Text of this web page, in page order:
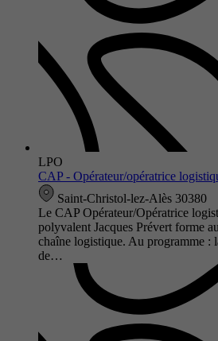
LPO
CAP - Opérateur/opératrice
Saint-Christol-lez-Alès 30380
Le CAP Opérateur/Opératrice
polyvalent Jacques Prévert forme
chaîne logistique. Au programme :
de…